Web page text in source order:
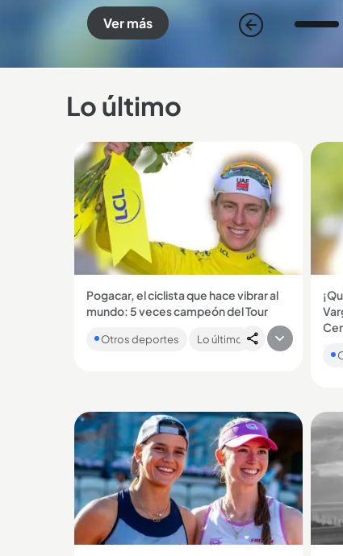
Ver más 1
Lo último
Pogacar, el ciclista que hace vibrar al
mundo: 5 veces campeón del Tour
El esloveno la volvió a hacer, se coronó
campeón por quinta vez del Tour de
Francia y siguió demostrando que es el
Otros deportes Lo último
el